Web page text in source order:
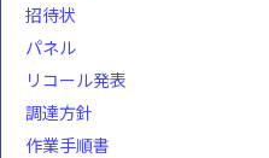
招待状
パネル
リコール発表
調達方針
作業手順書